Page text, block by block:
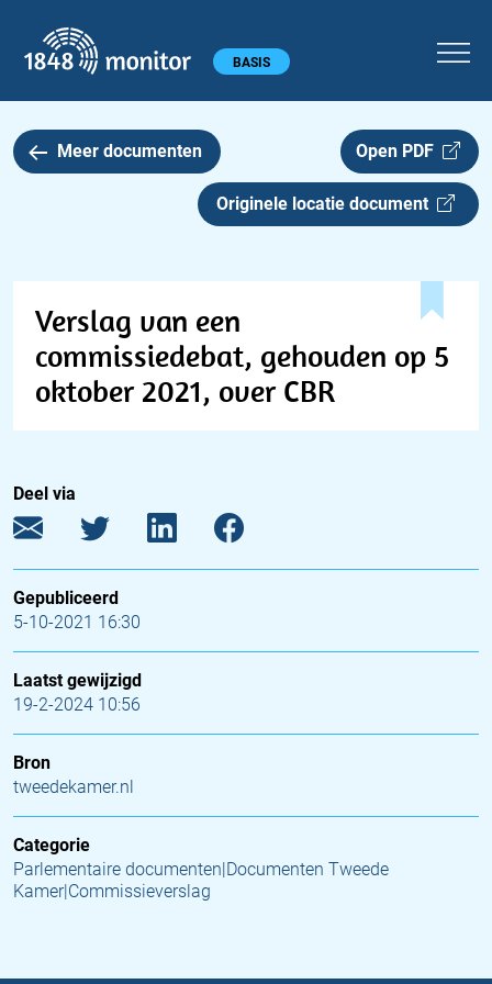
Hoofdmenu BASIS
Meer documenten Open PDF
Originele locatie document
Verslag van een
commissiedebat, gehouden op 5
oktober 2021, over CBR
Deel via
Gepubliceerd
5-10-2021 16:30
Laatst gewijzigd
19-2-2024 10:56
Bron
tweedekamer.nl
Categorie
Parlementaire documenten|Documenten Tweede
Kamer|Commissieverslag